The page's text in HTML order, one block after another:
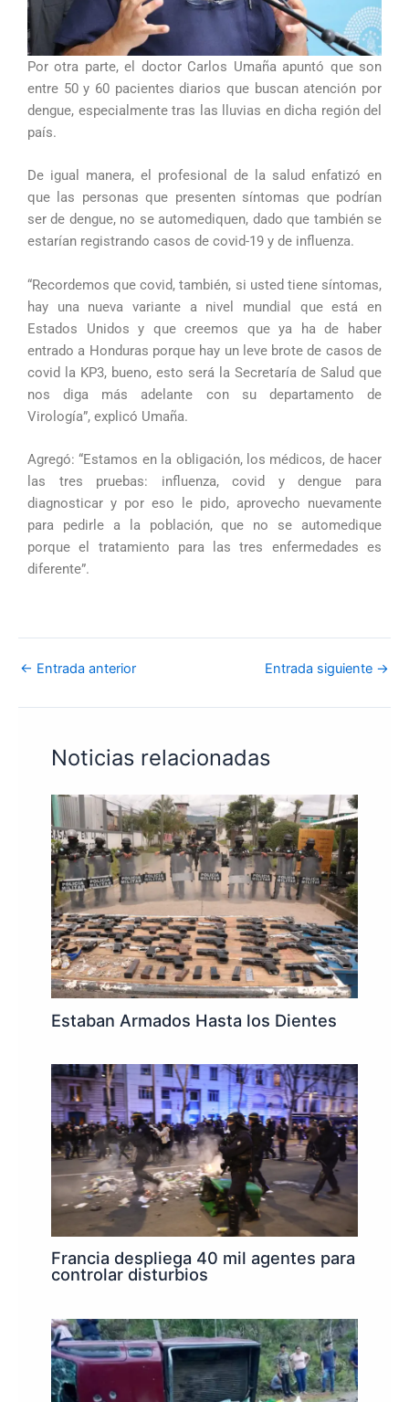
Por otra parte, el doctor Carlos Umaña apuntó que son
entre 50 y 60 pacientes diarios que buscan atención por
dengue, especialmente tras las lluvias en dicha región del
país.
De igual manera, el profesional de la salud enfatizó en
que las personas que presenten síntomas que podrían
ser de dengue, no se automediquen, dado que también se
estarían registrando casos de covid-19 y de influenza.
“Recordemos que covid, también, si usted tiene síntomas,
hay una nueva variante a nivel mundial que está en
Estados Unidos y que creemos que ya ha de haber
entrado a Honduras porque hay un leve brote de casos de
covid la KP3, bueno, esto será la Secretaría de Salud que
nos diga más adelante con su departamento de
Virología”, explicó Umaña.
Agregó: “Estamos en la obligación, los médicos, de hacer
las tres pruebas: influenza, covid y dengue para
diagnosticar y por eso le pido, aprovecho nuevamente
para pedirle a la población, que no se automedique
porque el tratamiento para las tres enfermedades es
diferente”.
← Entrada anterior Entrada siguiente →
Noticias relacionadas
Estaban Armados Hasta los Dientes
Francia despliega 40 mil agentes para
controlar disturbios